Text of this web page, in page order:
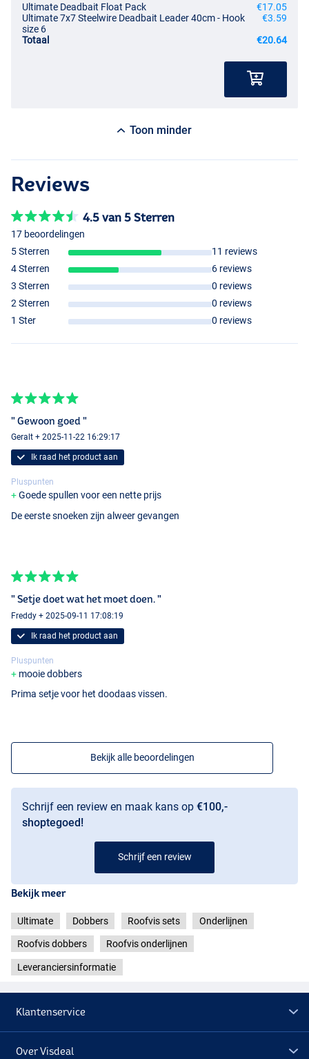
Ultimate Deadbait Float Pack
€17.05
Ultimate 7x7 Steelwire Deadbait Leader 40cm - Hook
size 6
€3.59
Totaal
€20.64
Toon minder
Reviews
4.5 van 5 Sterren
17 beoordelingen
5 Sterren
11 reviews
4 Sterren
6 reviews
3 Sterren
0 reviews
2 Sterren
0 reviews
1 Ster
0 reviews
" Gewoon goed "
Geralt + 2025-11-22 16:29:17
Ik raad het product aan
Pluspunten
Goede spullen voor een nette prijs
De eerste snoeken zijn alweer gevangen
" Setje doet wat het moet doen. "
Freddy + 2025-09-11 17:08:19
Ik raad het product aan
Pluspunten
mooie dobbers
Prima setje voor het doodaas vissen.
Bekijk alle beoordelingen
Schrijf een review en maak kans op €100,-
shoptegoed!
Schrijf een review
Bekijk meer
Ultimate Dobbers Roofvis sets Onderlijnen
Roofvis dobbers Roofvis onderlijnen
Leveranciersinformatie
Klantenservice
Over Visdeal